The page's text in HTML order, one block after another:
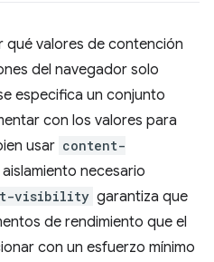
qué valores de contención
del navegador solo
especifica un conjunto
con los valores para
usar content-
necesario
visibility garantiza que
de rendimiento que el
con un esfuerzo mínimo